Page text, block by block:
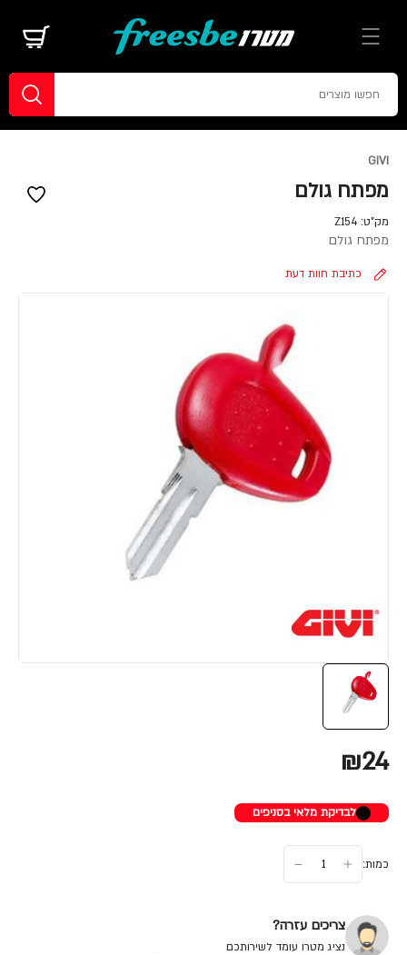
GIVI
מפתח גולם
מק"ט: Z154
מפתח גולם
כתיבת חוות דעת
₪24
לבדיקת מלאי בסניפים
כמות:
צריכים עזרה?
נציג מטרו עומד לשירותכם